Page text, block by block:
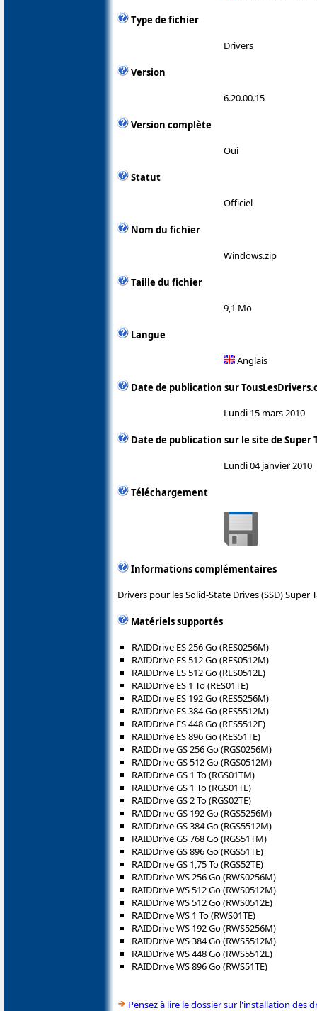
Type de fichier
Drivers
Version
6.20.00.15
Version complète
Oui
Statut
Officiel
Nom du fichier
Windows.zip
Taille du fichier
9,1 Mo
Langue
Anglais
Date de publication sur
Lundi 15 mars 2010
Date de publication sur le site de Super
Lundi 04 janvier 2010
Téléchargement
Informations complémentaires
Drivers pour les Solid-State Drives (SSD) Super
Matériels supportés
RAIDDrive ES 256 Go (RES0256M)
RAIDDrive ES 512 Go (RES0512M)
RAIDDrive ES 512 Go (RES0512E)
RAIDDrive ES 1 To (RES01TE)
RAIDDrive ES 192 Go (RES5256M)
RAIDDrive ES 384 Go (RES5512M)
RAIDDrive ES 448 Go (RES5512E)
RAIDDrive ES 896 Go (RES51TE)
RAIDDrive GS 256 Go (RGS0256M)
RAIDDrive GS 512 Go (RGS0512M)
RAIDDrive GS 1 To (RGS01TM)
RAIDDrive GS 1 To (RGS01TE)
RAIDDrive GS 2 To (RGS02TE)
RAIDDrive GS 192 Go (RGS5256M)
RAIDDrive GS 384 Go (RGS5512M)
RAIDDrive GS 768 Go (RGS51TM)
RAIDDrive GS 896 Go (RGS51TE)
RAIDDrive GS 1,75 To (RGS52TE)
RAIDDrive WS 256 Go (RWS0256M)
RAIDDrive WS 512 Go (RWS0512M)
RAIDDrive WS 512 Go (RWS0512E)
RAIDDrive WS 1 To (RWS01TE)
RAIDDrive WS 192 Go (RWS5256M)
RAIDDrive WS 384 Go (RWS5512M)
RAIDDrive WS 448 Go (RWS5512E)
RAIDDrive WS 896 Go (RWS51TE)
Pensez à lire le dossier sur l'installation des